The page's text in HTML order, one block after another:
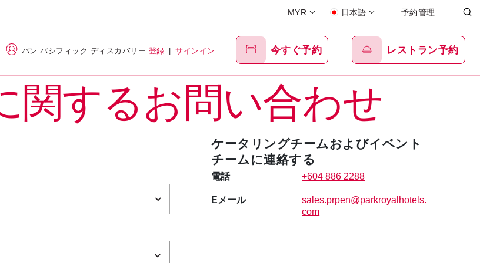
MYR 日本語 予約管理
パン パシフィック ディスカバリー 登録 | サインイン 今すぐ予約 レストラン予約
関するお問い合わせ
ケータリングチームおよびイベント
チームに連絡する
電話 +604 886 2288
Eメール sales.prpen@parkroyalhotels.
com